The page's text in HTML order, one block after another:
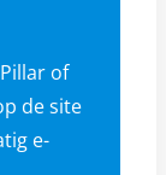
of
de site
e-